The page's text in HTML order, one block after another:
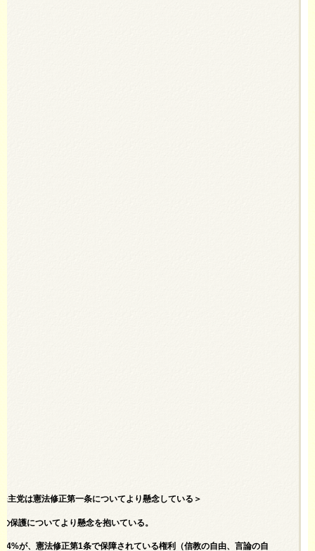
党は憲法修正第一条についてより懸念している＞
保護についてより懸念を抱いている。
が、憲法修正第1条で保障されている権利（信教の自由、言論の自